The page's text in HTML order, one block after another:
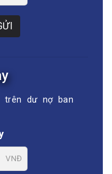
trên dư nợ ban
VNĐ